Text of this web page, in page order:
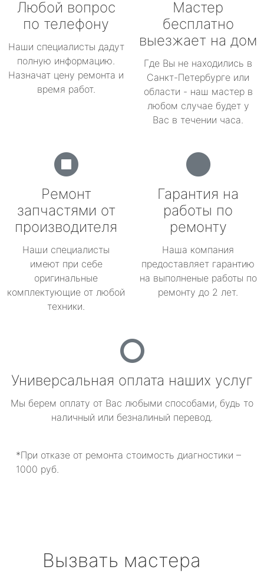
Любой вопрос
по телефону
Наши специалисты дадут
полную информацию.
Назначат цену ремонта и
время работ.
Мастер
бесплатно
выезжает на дом
Где Вы не находились в
Санкт-Петербурге или
области - наш мастер в
любом случае будет у
Вас в течении часа.
Ремонт
запчастями от
производителя
Наши специалисты
имеют при себе
оригинальные
комплектующие от любой
техники.
Гарантия на
работы по
ремонту
Наша компания
предоставляет гарантию
на выполненые работы по
ремонту до 2 лет.
Универсальная оплата наших услуг
Мы берем оплату от Вас любыми способами, будь то
наличный или безналиный перевод.
*При отказе от ремонта стоимость диагностики –
1000 руб.
Вызвать мастера